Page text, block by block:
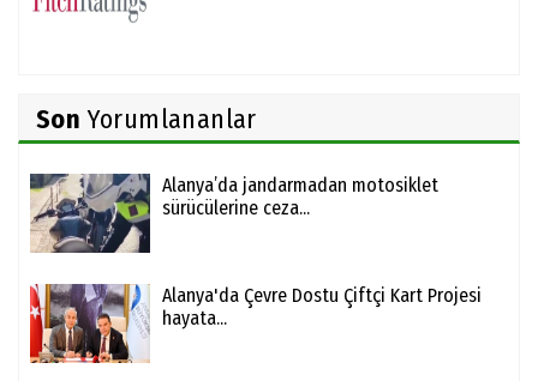
Son Yorumlananlar
Alanya’da jandarmadan motosiklet
sürücülerine ceza...
Alanya'da Çevre Dostu Çiftçi Kart Projesi
hayata...